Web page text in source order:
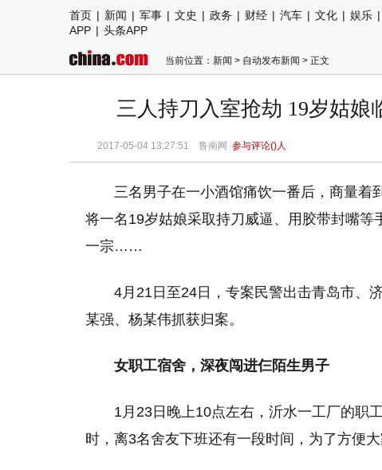
首页 | 新闻 | 军事 | 文史 | 政务 | 财经 | 汽车 | 文化 | 娱乐 |
APP | 头条APP
当前位置： 新闻 > 自动发布新闻 > 正文
三人持刀入室抢劫 19岁姑
2017-05-04 13:27:51 鲁南网 参与评论()人
三名男子在一小酒馆痛饮一番后，商量着
将一名19岁姑娘采取持刀威逼、用胶带封嘴
一宗……
4月21日至24日，专案民警出击青岛市、
某强、杨某伟抓获归案。
女职工宿舍，深夜闯进仨陌生男子
1月23日晚上10点左右，沂水一工厂的职
时，离3名舍友下班还有一段时间，为了方便